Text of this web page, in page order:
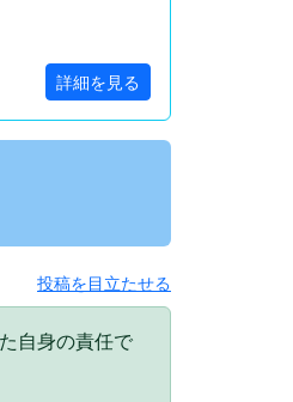
詳細を見る
投稿を目立たせる
自身の責任で